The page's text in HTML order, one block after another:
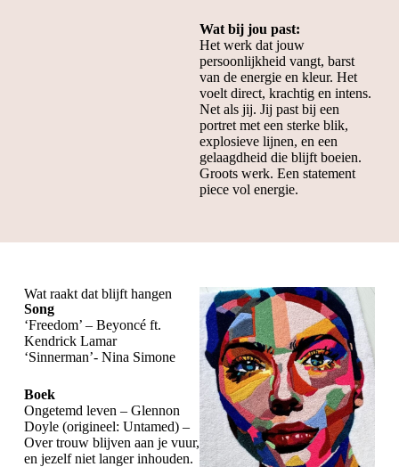
Wat bij jou past:
Het werk dat jouw
persoonlijkheid vangt, barst
van de energie en kleur. Het
voelt direct, krachtig en intens.
Net als jij. Jij past bij een
portret met een sterke blik,
explosieve lijnen, en een
gelaagdheid die blijft boeien.
Groots werk. Een statement
piece vol energie.
Wat raakt dat blijft hangen
Song
‘Freedom’ – Beyoncé ft.
Kendrick Lamar
‘Sinnerman’- Nina Simone
Boek
Ongetemd leven – Glennon
Doyle (origineel: Untamed) –
Over trouw blijven aan je vuur,
en jezelf niet langer inhouden.